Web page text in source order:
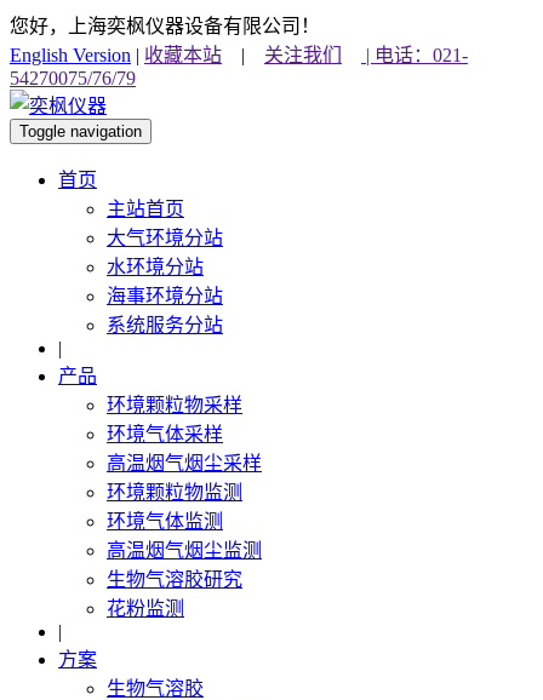
您好，上海奕枫仪器设备有限公司！
English Version | 收藏本站 | 关注我们
| 电话：021-
54270075/76/79
Toggle navigation
首页
主站首页
大气环境分站
水环境分站
海事环境分站
系统服务分站
|
产品
环境颗粒物采样
环境气体采样
高温烟气烟尘采样
环境颗粒物监测
环境气体监测
高温烟气烟尘监测
生物气溶胶研究
花粉监测
|
方案
生物气溶胶